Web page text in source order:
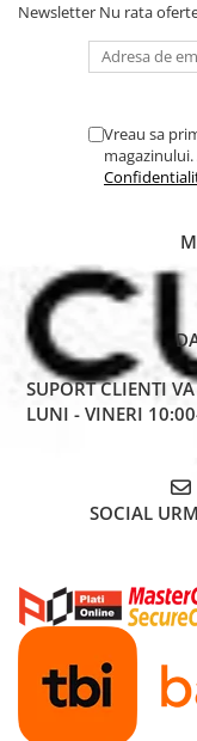
Newsletter Nu rata
Vreau sa
SUPORT CLIENTI
LUNI - VINERI
SOCIAL